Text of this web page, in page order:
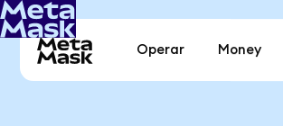
Operar Money